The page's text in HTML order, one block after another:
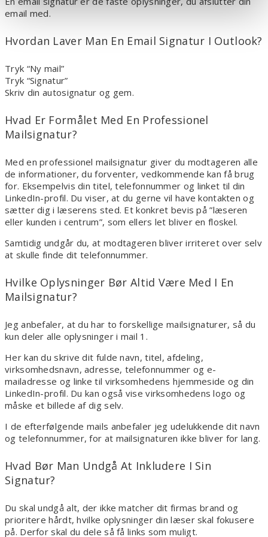
email med.
Hvordan Laver Man En Email Signatur I Outlook?
Tryk “Ny mail”
Tryk “Signatur”
Skriv din autosignatur og gem.
Hvad Er Formålet Med En Professionel
Mailsignatur?
Med en professionel mailsignatur giver du modtageren alle
de informationer, du forventer, vedkommende kan få brug
for. Eksempelvis din titel, telefonnummer og linket til din
LinkedIn-profil. Du viser, at du gerne vil have kontakten og
sætter dig i læserens sted. Et konkret bevis på ”læseren
eller kunden i centrum”, som ellers let bliver en floskel.
Samtidig undgår du, at modtageren bliver irriteret over selv
at skulle finde dit telefonnummer.
Hvilke Oplysninger Bør Altid Være Med I En
Mailsignatur?
Jeg anbefaler, at du har to forskellige mailsignaturer, så du
kun deler alle oplysninger i mail 1.
Her kan du skrive dit fulde navn, titel, afdeling,
virksomhedsnavn, adresse, telefonnummer og e-
mailadresse og linke til virksomhedens hjemmeside og din
LinkedIn-profil. Du kan også vise virksomhedens logo og
måske et billede af dig selv.
I de efterfølgende mails anbefaler jeg udelukkende dit navn
og telefonnummer, for at mailsignaturen ikke bliver for lang.
Hvad Bør Man Undgå At Inkludere I Sin
Signatur?
Du skal undgå alt, der ikke matcher dit firmas brand og
prioritere hårdt, hvilke oplysninger din læser skal fokusere
på. Derfor skal du dele så få links som muligt.